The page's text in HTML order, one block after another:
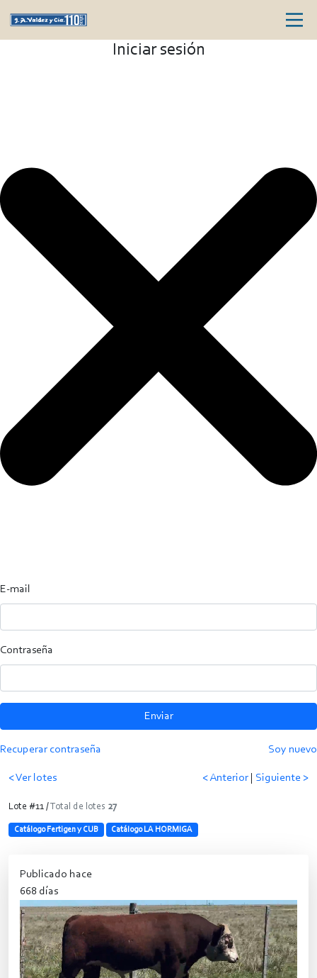
Iniciar sesión
E-mail
Contraseña
Enviar
Recuperar contraseña Soy nuevo
< Ver lotes < Anterior Siguiente >
Lote #11 /Total de lotes 27
Catálogo Fertigen y CUB Catálogo LA HORMIGA
Publicado hace
668 días